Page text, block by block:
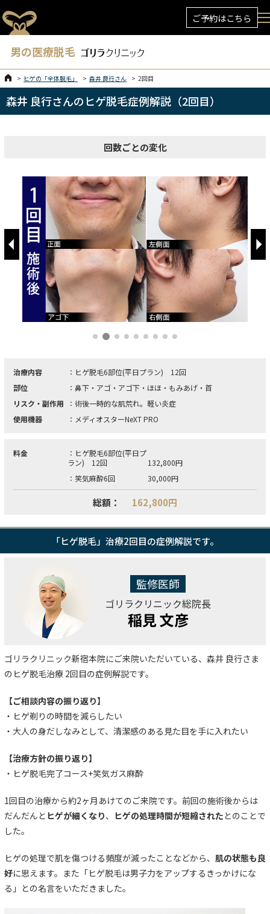
ご予約はこちら
男の医療脱毛
ヒゲの「全体脱毛」 森井 良行さん 2回目
森井 良行さんのヒゲ脱毛症例解説（2回目）
回数ごとの変化
治療内容
：ヒゲ脱毛6部位(平日プラン) 12回
部位
：鼻下・アゴ・アゴ下・ほほ・もみあげ・首
リスク・副作用
：術後一時的な肌荒れ。軽い炎症
使用機器
：メディオスターNeXT PRO
料金
：ヒゲ脱毛6部位(平日プ
ラン) 12回
132,800円
：笑気麻酔6回
30,000円
総額： 162,800円
「ヒゲ脱毛」治療2回目の症例解説です。
監修医師
ゴリラクリニック総院長
稲見 文彦
ゴリラクリニック新宿本院にご来院いただいている、森井 良行さま
のヒゲ脱毛治療 2回目の症例解説です。
【ご相談内容の振り返り】
・ヒゲ剃りの時間を減らしたい
・大人の身だしなみとして、清潔感のある見た目を手に入れたい
【治療方針の振り返り】
・ヒゲ脱毛完了コース+笑気ガス麻酔
1回目の治療から約2ヶ月あけてのご来院です。前回の施術後からは
だんだんと ヒゲが細くなり、 ヒゲの処理時間が短縮されたとのことで
した。
ヒゲの処理で肌を傷つける頻度が減ったことなどから、 肌の状態も良
好に思えます。また「ヒゲ脱毛は男子力をアップするきっかけにな
る」との名言をいただきました。